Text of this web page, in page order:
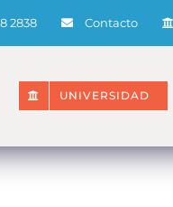
2838 Contacto
UNIVERSIDAD